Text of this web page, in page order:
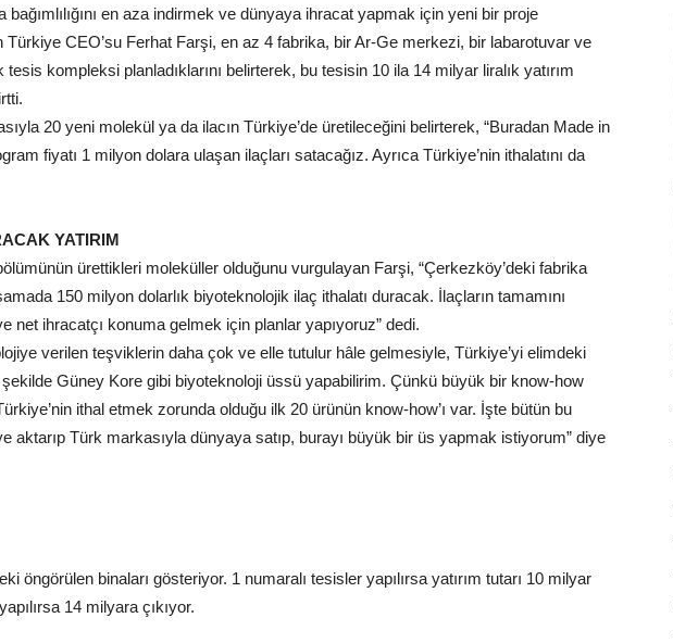
bağımlılığını en aza indirmek ve dünyaya ihracat yapmak için yeni bir proje
Türkiye CEO’su Ferhat Farşi, en az 4 fabrika, bir Ar-Ge merkezi, bir labarotuvar ve
kompleksi planladıklarını belirterek, bu tesisin 10 ila 14 milyar liralık yatırım
20 yeni molekül ya da ilacın Türkiye’de üretileceğini belirterek, “Buradan Made in
fiyatı 1 milyon dolara ulaşan ilaçları satacağız. Ayrıca Türkiye’nin ithalatını da
YATIRIM
ürettikleri moleküller olduğunu vurgulayan Farşi, “Çerkezköy’deki fabrika
150 milyon dolarlık biyoteknolojik ilaç ithalatı duracak. İlaçların tamamını
net ihracatçı konuma gelmek için planlar yapıyoruz” dedi.
verilen teşviklerin daha çok ve elle tutulur hâle gelmesiyle, Türkiye’yi elimdeki
Güney Kore gibi biyoteknoloji üssü yapabilirim. Çünkü büyük bir know-how
ithal etmek zorunda olduğu ilk 20 ürünün know-how’ı var. İşte bütün bu
aktarıp Türk markasıyla dünyaya satıp, burayı büyük bir üs yapmak istiyorum” diye
öngörülen binaları gösteriyor. 1 numaralı tesisler yapılırsa yatırım tutarı 10 milyar
14 milyara çıkıyor.